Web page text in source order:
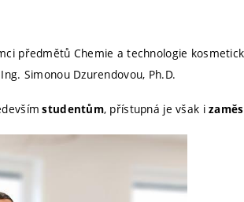
předmětů Chemie a technologie
Simonou Dzurendovou, Ph.D.
studentům, přístupná je však i